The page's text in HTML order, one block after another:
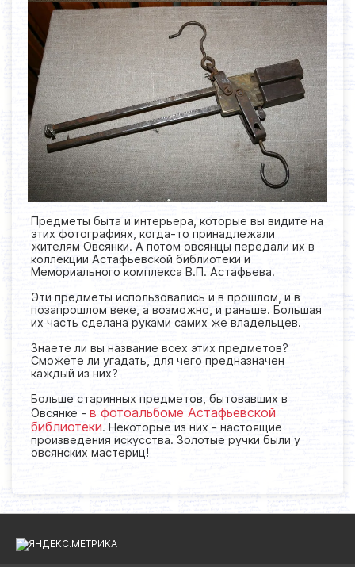
Предметы быта и интерьера, которые вы видите на
этих фотографиях, когда-то принадлежали
жителям Овсянки. А потом овсянцы передали их в
коллекции Астафьевской библиотеки и
Мемориального комплекса В.П. Астафьева.
Эти предметы использовались и в прошлом, и в
позапрошлом веке, а возможно, и раньше. Большая
их часть сделана руками самих же владельцев.
Знаете ли вы название всех этих предметов?
Сможете ли угадать, для чего предназначен
каждый из них?
Больше старинных предметов, бытовавших в
Овсянке - в фотоальбоме Астафьевской
библиотеки. Некоторые из них - настоящие
произведения искусства. Золотые ручки были у
овсянских мастериц!